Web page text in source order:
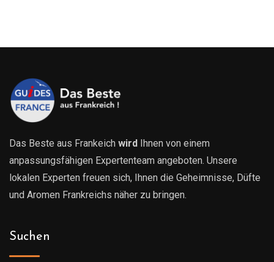
Das Beste aus Frankeich wird Ihnen von einem
anpassungsfähigen Expertenteam angeboten. Unsere
lokalen Experten freuen sich, Ihnen die Geheimnisse, Düfte
und Aromen Frankreichs näher zu bringen.
Suchen